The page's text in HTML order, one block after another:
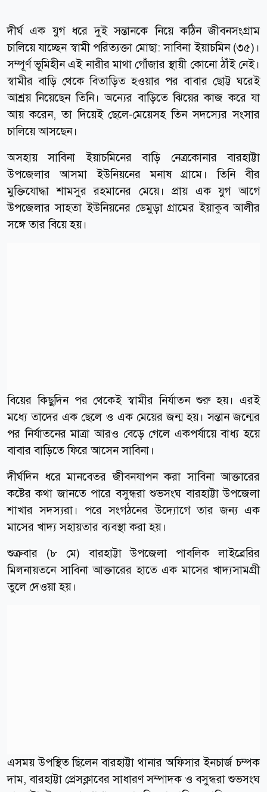
দীর্ঘ এক যুগ ধরে দুই সন্তানকে নিয়ে কঠিন জীবনসংগ্রাম
চালিয়ে যাচ্ছেন স্বামী পরিত্যক্তা মোছা: সাবিনা ইয়াচমিন (৩৫)।
সম্পূর্ণ ভূমিহীন এই নারীর মাথা গোঁজার স্থায়ী কোনো ঠাঁই নেই।
স্বামীর বাড়ি থেকে বিতাড়িত হওয়ার পর বাবার ছোট্ট ঘরেই
আশ্রয় নিয়েছেন তিনি। অন্যের বাড়িতে ঝিয়ের কাজ করে যা
আয় করেন, তা দিয়েই ছেলে-মেয়েসহ তিন সদস্যের সংসার
চালিয়ে আসছেন।
অসহায় সাবিনা ইয়াচমিনের বাড়ি নেত্রকোনার বারহাট্টা
উপজেলার আসমা ইউনিয়নের মনাষ গ্রামে। তিনি বীর
মুক্তিযোদ্ধা শামসুর রহমানের মেয়ে। প্রায় এক যুগ আগে
উপজেলার সাহতা ইউনিয়নের ডেমুড়া গ্রামের ইয়াকুব আলীর
সঙ্গে তার বিয়ে হয়।
বিয়ের কিছুদিন পর থেকেই স্বামীর নির্যাতন শুরু হয়। এরই
মধ্যে তাদের এক ছেলে ও এক মেয়ের জন্ম হয়। সন্তান জন্মের
পর নির্যাতনের মাত্রা আরও বেড়ে গেলে একপর্যায়ে বাধ্য হয়ে
বাবার বাড়িতে ফিরে আসেন সাবিনা।
দীর্ঘদিন ধরে মানবেতর জীবনযাপন করা সাবিনা আক্তারের
কষ্টের কথা জানতে পারে বসুন্ধরা শুভসংঘ বারহাট্টা উপজেলা
শাখার সদস্যরা। পরে সংগঠনের উদ্যোগে তার জন্য এক
মাসের খাদ্য সহায়তার ব্যবস্থা করা হয়।
শুক্রবার (৮ মে) বারহাট্টা উপজেলা পাবলিক লাইব্রেরির
মিলনায়তনে সাবিনা আক্তারের হাতে এক মাসের খাদ্যসামগ্রী
তুলে দেওয়া হয়।
এসময় উপস্থিত ছিলেন বারহাট্টা থানার অফিসার ইনচার্জ চম্পক
দাম, বারহাট্টা প্রেসক্লাবের সাধারণ সম্পাদক ও বসুন্ধরা শুভসংঘ